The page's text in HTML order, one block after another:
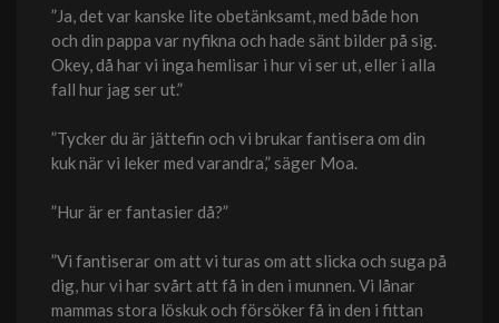
”Ja, det var kanske lite obetänksamt, med både hon
och din pappa var nyfikna och hade sänt bilder på sig.
Okey, då har vi inga hemlisar i hur vi ser ut, eller i alla
fall hur jag ser ut.”
”Tycker du är jättefin och vi brukar fantisera om din
kuk när vi leker med varandra,” säger Moa.
”Hur är er fantasier då?”
”Vi fantiserar om att vi turas om att slicka och suga på
dig, hur vi har svårt att få in den i munnen. Vi lånar
mammas stora löskuk och försöker få in den i fittan